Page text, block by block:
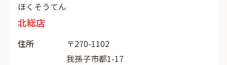
ほくそうてん
北総店
住所
〒270-1102
我孫子市都1-17